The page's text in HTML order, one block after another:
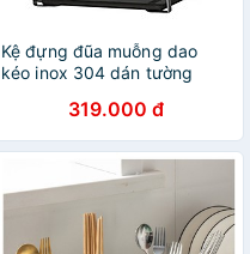
Kệ đựng đũa muỗng dao
kéo inox 304 dán tường
319.000 đ